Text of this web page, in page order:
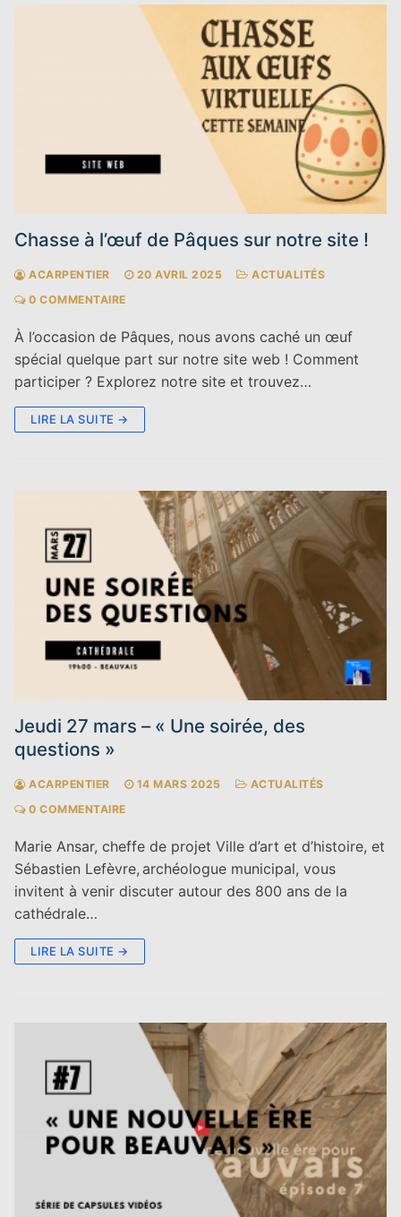
Chasse à l’œuf de Pâques sur notre site !
ACARPENTIER 20 AVRIL 2025
ACTUALITÉS
0 COMMENTAIRE
À l’occasion de Pâques, nous avons caché un œuf
spécial quelque part sur notre site web ! Comment
participer ? Explorez notre site et trouvez…
LIRE LA SUITE →
Jeudi 27 mars – « Une soirée, des
questions »
ACARPENTIER 14 MARS 2025
ACTUALITÉS
0 COMMENTAIRE
Marie Ansar, cheffe de projet Ville d’art et d’histoire, et
Sébastien Lefèvre, archéologue municipal, vous
invitent à venir discuter autour des 800 ans de la
cathédrale…
LIRE LA SUITE →